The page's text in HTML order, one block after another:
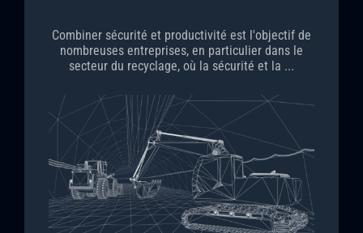
Combiner sécurité et productivité est l'objectif de
nombreuses entreprises, en particulier dans le
secteur du recyclage, où la sécurité et la ...